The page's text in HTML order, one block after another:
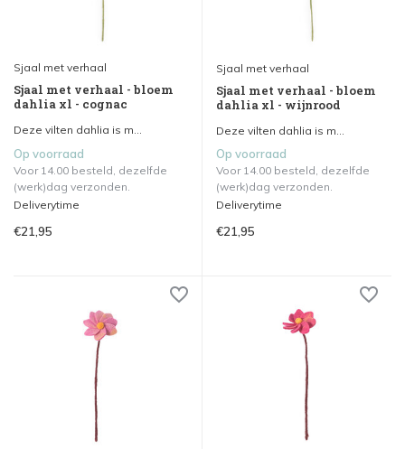
Sjaal met verhaal
Sjaal met verhaal - bloem
dahlia xl - cognac
Deze vilten dahlia is m...
Op voorraad
Voor 14.00 besteld, dezelfde
(werk)dag verzonden.
Deliverytime
€21,95
Sjaal met verhaal
Sjaal met verhaal - bloem
dahlia xl - wijnrood
Deze vilten dahlia is m...
Op voorraad
Voor 14.00 besteld, dezelfde
(werk)dag verzonden.
Deliverytime
€21,95